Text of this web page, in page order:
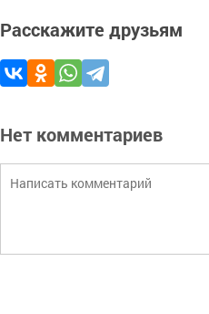
Расскажите друзьям
Нет комментариев